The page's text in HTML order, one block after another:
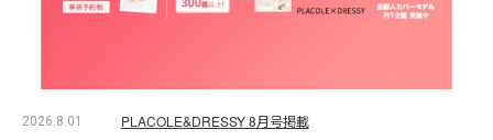
2026.8.01 PLACOLE&DRESSY 8月号掲載